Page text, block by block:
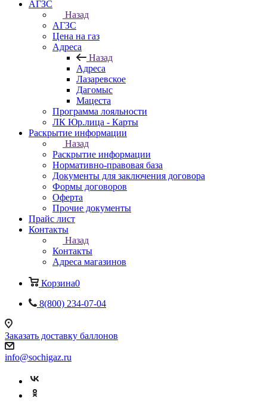
АГЗС
Назад
АГЗС
Цена на газ
Адреса
Назад
Адреса
Лазаревское
Дагомыс
Мацеста
Программа лояльности
ЛК Юр.лица - Карты
Раскрытие информации
Назад
Раскрытие информации
Нормативно-правовая база
Документы для заключения договора
Формы договоров
Оферта
Прочие документы
Прайс лист
Контакты
Назад
Контакты
Адреса магазинов
Корзина0
8(800) 234-07-04
Заказать доставку баллонов
info@sochigaz.ru